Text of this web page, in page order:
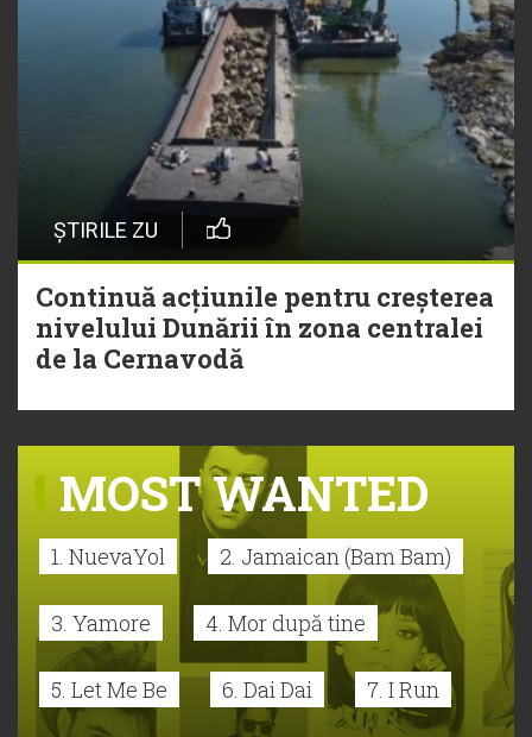
ȘTIRILE ZU
Continuă acțiunile pentru creșterea
nivelului Dunării în zona centralei
de la Cernavodă
MOST WANTED
1. NuevaYol 2. Jamaican (Bam Bam)
3. Yamore 4. Mor după tine
5. Let Me Be 6. Dai Dai 7. I Run